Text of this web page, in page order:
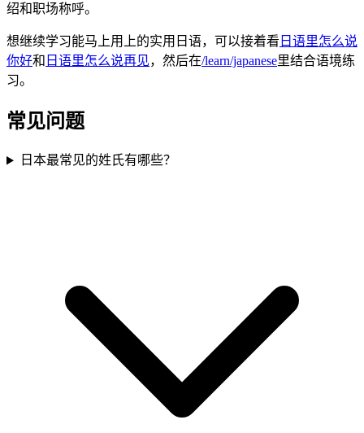
绍和职场称呼。
想继续学习能马上用上的实用日语，可以接着看 日语里怎么说
你好和 日语里怎么说再见，然后在/learn/japanese里结合语境练
习。
常见问题
日本最常见的姓氏有哪些？